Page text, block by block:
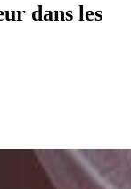
dans les